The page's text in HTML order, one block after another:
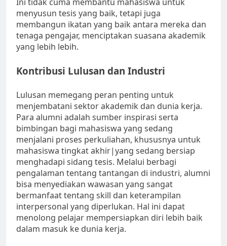
menyusun tesis yang baik, tetapi juga
membangun ikatan yang baik antara mereka dan
tenaga pengajar, menciptakan suasana akademik
yang lebih lebih.
Kontribusi Lulusan dan Industri
Lulusan memegang peran penting untuk
menjembatani sektor akademik dan dunia kerja.
Para alumni adalah sumber inspirasi serta
bimbingan bagi mahasiswa yang sedang
menjalani proses perkuliahan, khususnya untuk
mahasiswa tingkat akhir|yang sedang bersiap
menghadapi sidang tesis. Melalui berbagi
pengalaman tentang tantangan di industri, alumni
bisa menyediakan wawasan yang sangat
bermanfaat tentang skill dan keterampilan
interpersonal yang diperlukan. Hal ini dapat
menolong pelajar mempersiapkan diri lebih baik
dalam masuk ke dunia kerja.